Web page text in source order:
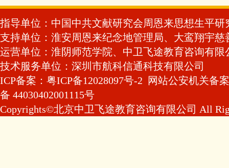
指导单位：中国中共文献研究会周恩来思想生平研
支持单位：淮安周恩来纪念地管理局、大鸾翔宇慈
运营单位：淮阴师范学院、中卫飞途教育咨询有限
技术服务单位：深圳市航科信通科技有限公司
ICP备案：粤ICP备12028097号-2
网站公安机关备
备 44030402001115号
Copyrights©北京中卫飞途教育咨询有限公司 All